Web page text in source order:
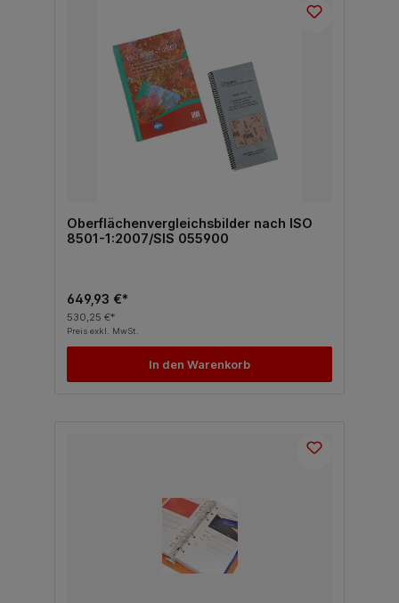
Oberflächenvergleichsbilder nach ISO
8501-1:2007/SIS 055900
649,93 €*
530,25 €*
Preis exkl. MwSt.
In den Warenkorb